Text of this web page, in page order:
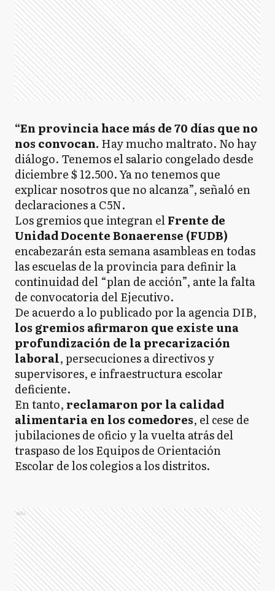
“En provincia hace más de 70 días que no
nos convocan. Hay mucho maltrato. No hay
diálogo. Tenemos el salario congelado desde
diciembre $ 12.500. Ya no tenemos que
explicar nosotros que no alcanza”, señaló en
declaraciones a C5N.
Los gremios que integran elFrente de
Unidad Docente Bonaerense (FUDB)
encabezarán esta semana asambleas en todas
las escuelas de la provincia para definir la
continuidad del “plan de acción”, ante la falta
de convocatoria del Ejecutivo.
De acuerdo a lo publicado por la agencia DIB,
los gremios afirmaron que existe una
profundización de la precarización
laboral, persecuciones a directivos y
supervisores, e infraestructura escolar
deficiente.
En tanto, reclamaron por la calidad
alimentaria en los comedores, el cese de
jubilaciones de oficio y la vuelta atrás del
traspaso de los Equipos de Orientación
Escolar de los colegios a los distritos.
Ads